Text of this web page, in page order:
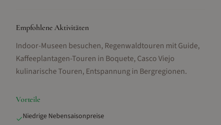
Empfohlene Aktivitäten
Indoor-Museen besuchen, Regenwaldtouren mit Guide,
Kaffeeplantagen-Touren in Boquete, Casco Viejo
kulinarische Touren, Entspannung in Bergregionen.
Vorteile
✓Niedrige Nebensaisonpreise